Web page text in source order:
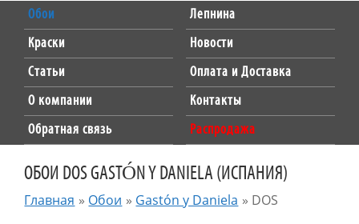
Обои
Лепнина
Краски
Новости
Статьи
Оплата и Доставка
О компании
Контакты
Обратная связь
Распродажа
ОБОИ DOS GASTÓN Y DANIELA (ИСПАНИЯ)
Главная » Обои » Gastón y Daniela » DOS